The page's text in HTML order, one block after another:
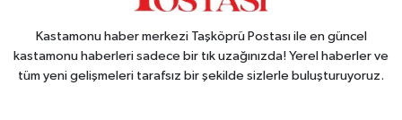
Kastamonu haber merkezi Taşköprü Postası ile en güncel
kastamonu haberleri sadece bir tık uzağınızda! Yerel haberler ve
tüm yeni gelişmeleri tarafsız bir şekilde sizlerle buluşturuyoruz.